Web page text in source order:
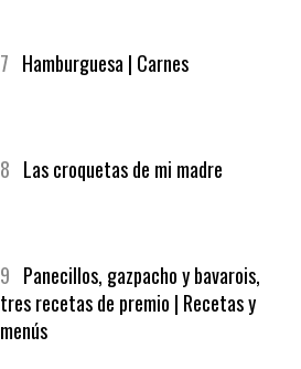
7 Hamburguesa | Carnes
8 Las croquetas de mi madre
9 Panecillos, gazpacho y bavarois,
tres recetas de premio | Recetas y
menús